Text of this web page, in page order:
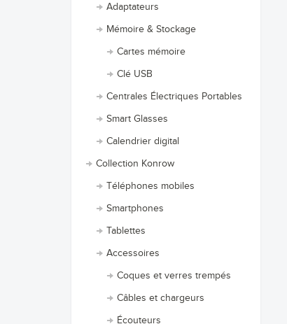
Adaptateurs
Mémoire & Stockage
Cartes mémoire
Clé USB
Centrales Électriques Portables
Smart Glasses
Calendrier digital
Collection Konrow
Téléphones mobiles
Smartphones
Tablettes
Accessoires
Coques et verres trempés
Câbles et chargeurs
Écouteurs